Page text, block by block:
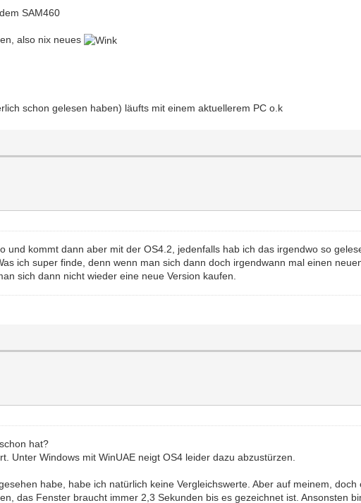
SAM460
also nix neues
schon gelesen haben) läufts mit einem aktuellerem PC o.k
und kommt dann aber mit der OS4.2, jedenfalls hab ich das irgendwo so
ich super finde, denn wenn man sich dann doch irgendwann mal einen
sich dann nicht wieder eine neue Version kaufen.
hat?
Unter Windows mit WinUAE neigt OS4 leider dazu abzustürzen.
habe, habe ich natürlich keine Vergleichswerte. Aber auf meinem,
das Fenster braucht immer 2,3 Sekunden bis es gezeichnet ist. Ansonsten